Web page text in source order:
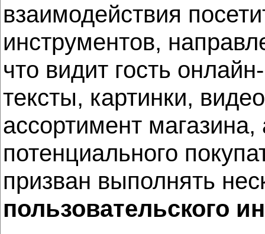
взаимодействия
инструментов,
что видит гость
тексты, картинки,
ассортимент
потенциального
призван выполнять
пользовательского